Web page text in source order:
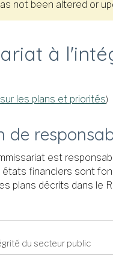
not been altered or
à
les plans et priorités)
de
est
financiers sont
plans décrits dans le
du secteur public